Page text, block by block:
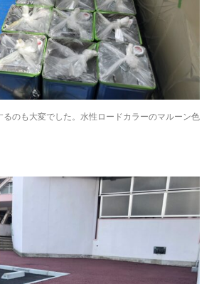
のも大変でした。水性ロードカラーのマルーン色